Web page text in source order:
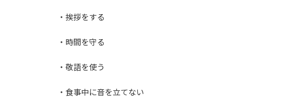
・挨拶をする
・時間を守る
・敬語を使う
・食事中に音を立てない